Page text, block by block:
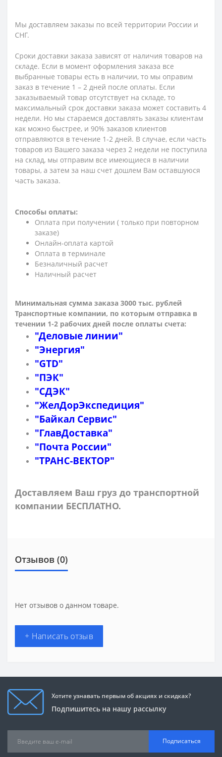
Мы доставляем заказы по всей территории России и
СНГ.
Сроки доставки заказа зависят от наличия товаров на
складе. Если в момент оформления заказа все
выбранные товары есть в наличии, то мы оправим
заказ в течение 1 – 2 дней после оплаты. Если
заказываемый товар отсутствует на складе, то
максимальный срок доставки заказа может составить 4
недели. Но мы стараемся доставлять заказы клиентам
как можно быстрее, и 90% заказов клиентов
отправляются в течение 1-2 дней. В случае, если часть
товаров из Вашего заказа через 2 недели не поступила
на склад, мы отправим все имеющиеся в наличии
товары, а затем за наш счет дошлем Вам оставшуюся
часть заказа.
Способы оплаты:
Оплата при получении ( только при повторном
заказе)
Онлайн-оплата картой
Оплата в терминале
Безналичный расчет
Наличный расчет
Минимальная сумма заказа 3000 тыс. рублей
Транспортные компании, по которым отправка в
течении 1-2 рабочих дней после оплаты счета:
"Деловые линии"
"Энергия"
"GTD"
"ПЭК"
"СДЭК"
"ЖелДорЭкспедиция"
"Байкал Сервис"
"ГлавДоставка"
"Почта России"
"ТРАНС-ВЕКТОР"
Доставляем Ваш груз до транспортной
компании БЕСПЛАТНО.
Отзывов (0)
Нет отзывов о данном товаре.
+ Написать отзыв
Хотите узнавать первым об акциях и скидках?
Подпишитесь на нашу рассылку
Подписаться